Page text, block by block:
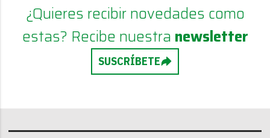
¿Quieres recibir novedades como
estas? Recibe nuestra newsletter
SUSCRÍBETE